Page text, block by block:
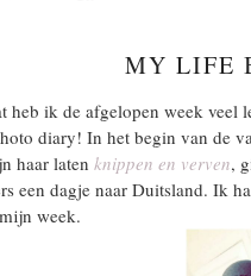
MY LIFE
heb ik de afgelopen week veel
diary! In het begin van de
haar laten knippen en verven,
een dagje naar Duitsland. Ik
week.